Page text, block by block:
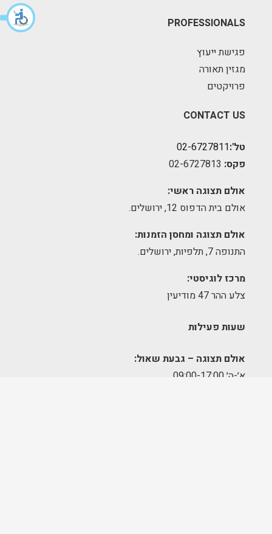
PROFESSIONALS
פגישת ייעוץ
מגזין תאורה
פרויקטים
CONTACT US
טל':02-6727811
פקס:
אולם תצוגה ראשי:
אולם בית הדפוס 12, ירושלים.
אולם תצוגה ומחסן הזמנות:
התנופה 7, תלפיות, ירושלים.
מרכז לוגיסטי:
צלע ההר 47 מודיעין
שעות פעילות
אולם תצוגה – גבעת שאול:
א׳-ה׳ 09:00-17:00